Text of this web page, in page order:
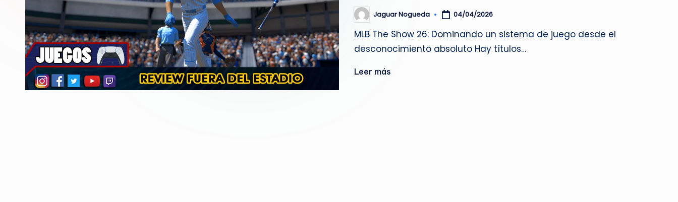
u
e
d
Publicado
por
Jaguar Nogueda 04/04/2026
MLB The Show 26: Dominando un sistema de juego desde el
desconocimiento absoluto Hay títulos…
Leer más